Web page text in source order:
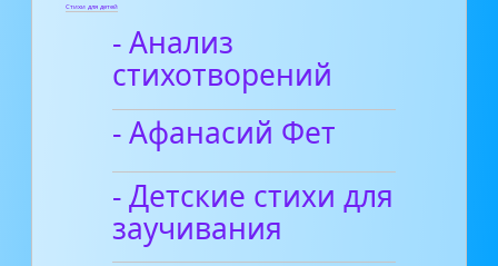
Стихи для детей
- Анализ
стихотворений
- Афанасий Фет
- Детские стихи для
заучивания